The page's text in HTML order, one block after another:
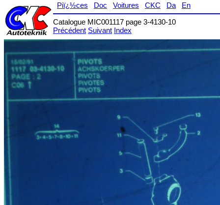
Piï¿½ces Doc Voitures CKC Da
En
Catalogue MIC001117 page 3-4130-10
Précédent Suivant Index